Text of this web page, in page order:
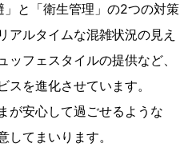
と「衛生管理」の2つの対策
アルタイムな混雑状況の見え
フェスタイルの提供など、
を進化させています。
が安心して過ごせるような
てまいります。